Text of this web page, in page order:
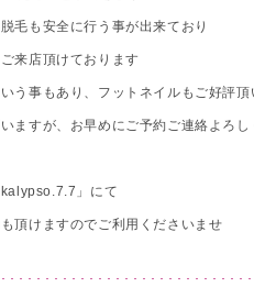
毛も安全に行う事が出来ており
来店頂けております
う事もあり、フットネイルもご好評
ますが、お早めにご予約ご連絡よろし
」にて
頂けますのでご利用くださいませ